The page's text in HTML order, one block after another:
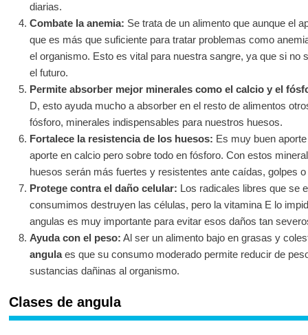
diarias.
Combate la anemia: Se trata de un alimento que aunque el
que es más que suficiente para tratar problemas como
el organismo. Esto es vital para nuestra sangre, ya que si no
el futuro.
Permite absorber mejor minerales como el calcio y el
D, esto ayuda mucho a absorber en el resto de alimentos
fósforo, minerales indispensables para nuestros huesos.
Fortalece la resistencia de los huesos: Es muy buen
aporte en calcio pero sobre todo en fósforo. Con estos
huesos serán más fuertes y resistentes ante caídas, golpes
Protege contra el daño celular: Los radicales libres que se
consumimos destruyen las células, pero la vitamina E lo
angulas es muy importante para evitar esos daños tan
Ayuda con el peso: Al ser un alimento bajo en grasas y
angulaes que su consumo moderado permite reducir de
sustancias dañinas al organismo.
Clases de angula